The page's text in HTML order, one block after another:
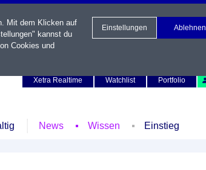
Xetra Realtime
Watchlist Portfolio
News Wissen Einstieg
Mit dem Klicken auf
kannst du
Cookies und
Einstellungen Ablehnen